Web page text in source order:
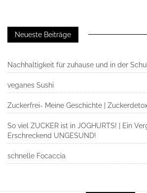
Neueste Beiträge
Nachhaltigkeit für zuhause und in der
veganes Sushi
Zuckerfrei- Meine Geschichte |
So viel ZUCKER ist in JOGHURTS! | Ein
Erschreckend UNGESUND!
schnelle Focaccia